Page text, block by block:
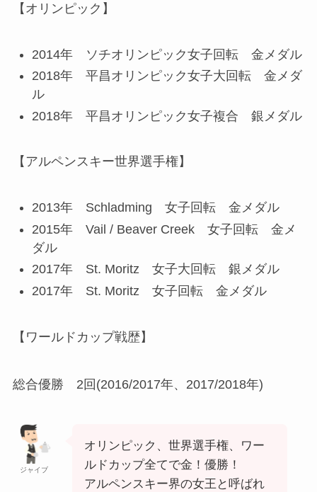
【オリンピック】
2014年 ソチオリンピック女子回転 金メダル
2018年 平昌オリンピック女子大回転 金メダ
ル
2018年 平昌オリンピック女子複合 銀メダル
【アルペンスキー世界選手権】
2013年 Schladming 女子回転 金メダル
2015年 Vail / Beaver Creek 女子回転 金メ
ダル
2017年 St. Moritz 女子大回転 銀メダル
2017年 St. Moritz 女子回転 金メダル
【ワールドカップ戦歴】
総合優勝 2回(2016/2017年、2017/2018年)
ジャイブ
オリンピック、世界選手権、ワー
ルドカップ全てで金！優勝！
アルペンスキー界の女王と呼ばれ